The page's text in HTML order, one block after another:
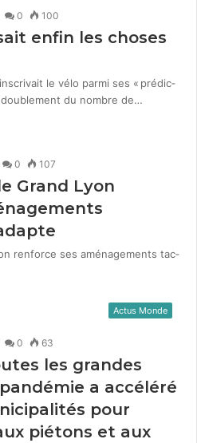
0 100
enfin les choses
le vélo par­mi ses « pré­dic­
du nom­bre de…
0 107
Grand Lyon
ren­force ses amé­nage­ments tac­
Actus Monde
0 63
les grandes
a accéléré
pour
piétons et aux